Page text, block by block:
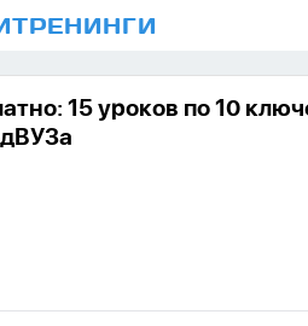
ТРЕНИНГИ
15 уроков по 10